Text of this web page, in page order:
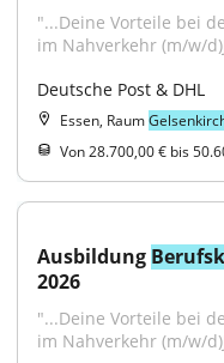
"...Deine Vorteile bei
im Nahverkehr (m/w/
Deutsche Post & DHL
Essen, Raum
Von 28.700,00 € bis
Ausbildung
2026
"...Deine Vorteile bei
im Nahverkehr (m/w/